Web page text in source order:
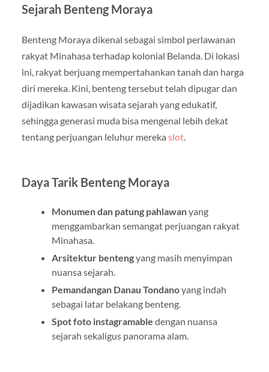
Sejarah Benteng Moraya
Benteng Moraya dikenal sebagai simbol perlawanan
rakyat Minahasa terhadap kolonial Belanda. Di lokasi
ini, rakyat berjuang mempertahankan tanah dan harga
diri mereka. Kini, benteng tersebut telah dipugar dan
dijadikan kawasan wisata sejarah yang edukatif,
sehingga generasi muda bisa mengenal lebih dekat
tentang perjuangan leluhur mereka slot.
Daya Tarik Benteng Moraya
Monumen dan patung pahlawanyang
menggambarkan semangat perjuangan rakyat
Minahasa.
Arsitektur bentengyang masih menyimpan
nuansa sejarah.
Pemandangan Danau Tondanoyang indah
sebagai latar belakang benteng.
Spot foto instagramable dengan nuansa
sejarah sekaligus panorama alam.